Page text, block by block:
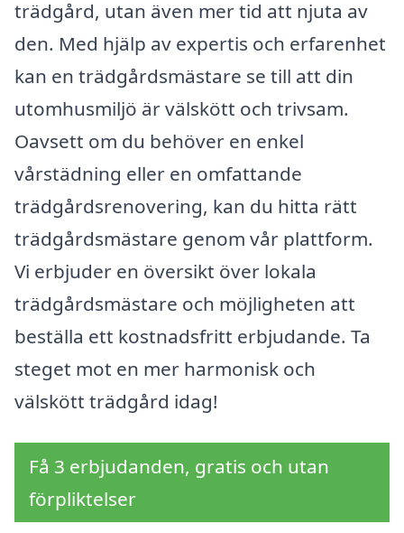
trädgård, utan även mer tid att njuta av
den. Med hjälp av expertis och erfarenhet
kan en trädgårdsmästare se till att din
utomhusmiljö är välskött och trivsam.
Oavsett om du behöver en enkel
vårstädning eller en omfattande
trädgårdsrenovering, kan du hitta rätt
trädgårdsmästare genom vår plattform.
Vi erbjuder en översikt över lokala
trädgårdsmästare och möjligheten att
beställa ett kostnadsfritt erbjudande. Ta
steget mot en mer harmonisk och
välskött trädgård idag!
Få 3 erbjudanden, gratis och utan
förpliktelser